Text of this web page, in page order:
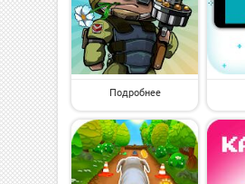
Подробнее